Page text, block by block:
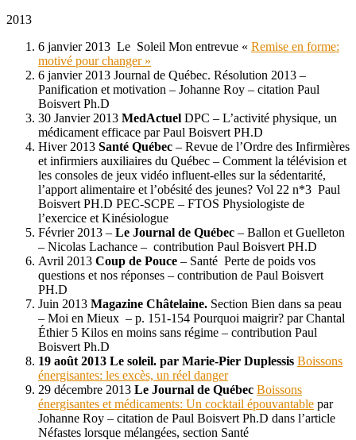
2013
6 janvier 2013 Le Soleil Mon entrevue « Remise en forme:
motivé pour changer »
6 janvier 2013 Journal de Québec. Résolution 2013 –
Panification et motivation – Johanne Roy – citation Paul
Boisvert Ph.D
30 Janvier 2013 MedActuel DPC – L’activité physique, un
médicament efficace par Paul Boisvert PH.D
Hiver 2013 Santé Québec – Revue de l’Ordre des Infirmières
et infirmiers auxiliaires du Québec – Comment la télévision et
les consoles de jeux vidéo influent-elles sur la sédentarité,
l’apport alimentaire et l’obésité des jeunes? Vol 22 n*3 Paul
Boisvert PH.D PEC-SCPE – FTOS Physiologiste de
l’exercice et Kinésiologue
Février 2013 – Le Journal de Québec – Ballon et Guelleton
– Nicolas Lachance – contribution Paul Boisvert PH.D
Avril 2013 Coup de Pouce – Santé Perte de poids vos
questions et nos réponses – contribution de Paul Boisvert
PH.D
Juin 2013 Magazine Châtelaine. Section Bien dans sa peau
– Moi en Mieux – p. 151-154 Pourquoi maigrir? par Chantal
Éthier 5 Kilos en moins sans régime – contribution Paul
Boisvert Ph.D
19 août 2013 Le soleil. par Marie-Pier Duplessis Boissons
énergisantes: les excès, un réel danger
29 décembre 2013 Le Journal de Québec Boissons
énergisantes et médicaments: Un cocktail épouvantable par
Johanne Roy – citation de Paul Boisvert Ph.D dans l’article
Néfastes lorsque mélangées, section Santé